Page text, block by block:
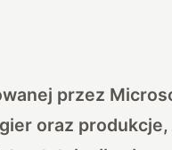
przez
oraz